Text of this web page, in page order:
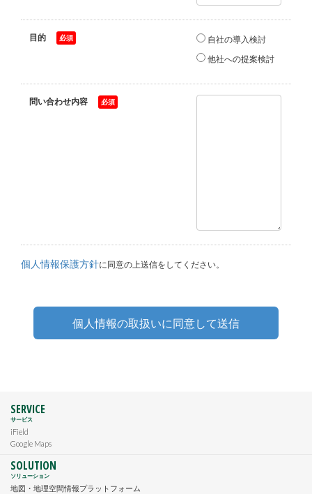
目的
自社の導入検討
他社への提案検討
問い合わせ内容
個人情報保護方針に同意の上送信をしてください。
SERVICE
サービス
iField
Google Maps
SOLUTION
ソリューション
地図・地理空間情報プラットフォーム